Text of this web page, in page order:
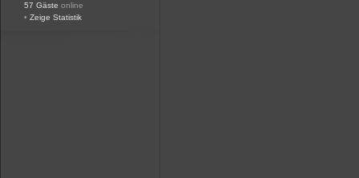
57 Gäste online
• Zeige Statistik